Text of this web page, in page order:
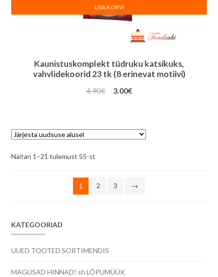
Kaunistuskomplekt tüdruku katsikuks,
vahvlidekoorid 23 tk (8 erinevat motiivi)
4.90€
Algne
3.00€Praegune
LISA KORVI
Näitan 1–21 tulemust 55-stSorditud
1
2 3 →
KATEGOORIAD
UUED TOOTED SORTIMENDIS
MAGUSAD HINNAD! sh LÕPUMÜÜK